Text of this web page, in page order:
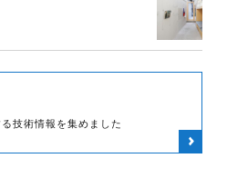
技術情報を集めました